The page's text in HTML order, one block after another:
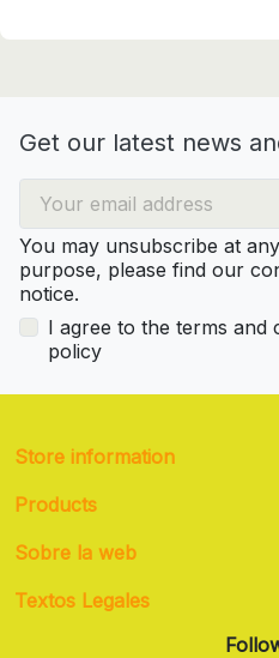
Get our latest news
You may unsubscribe at
purpose, please find our
notice.
I agree to the terms and
policy
Store information
Products
Sobre la web
Textos Legales